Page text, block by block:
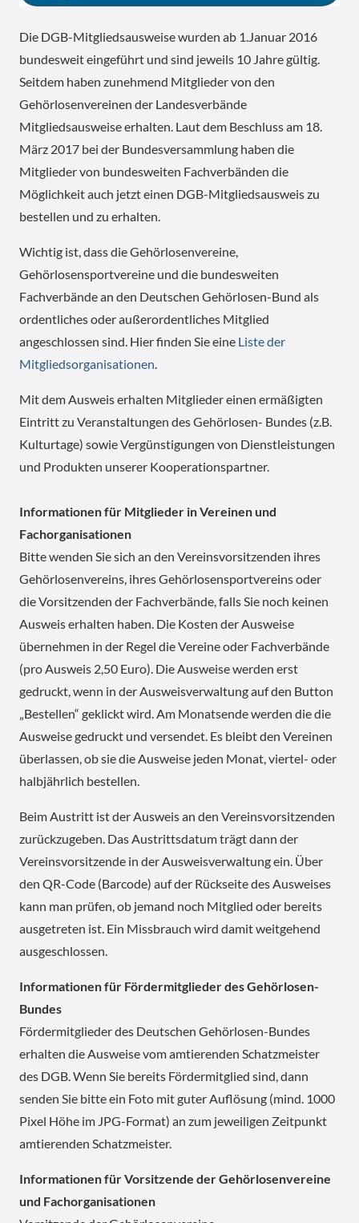
Die DGB-Mitgliedsausweise wurden ab 1.Januar 2016
bundesweit eingeführt und sind jeweils 10 Jahre gültig.
Seitdem haben zunehmend Mitglieder von den
Gehörlosenvereinen der Landesverbände
Mitgliedsausweise erhalten. Laut dem Beschluss am 18.
März 2017 bei der Bundesversammlung haben die
Mitglieder von bundesweiten Fachverbänden die
Möglichkeit auch jetzt einen DGB-Mitgliedsausweis zu
bestellen und zu erhalten.
Wichtig ist, dass die Gehörlosenvereine,
Gehörlosensportvereine und die bundesweiten
Fachverbände an den Deutschen Gehörlosen-Bund als
ordentliches oder außerordentliches Mitglied
angeschlossen sind. Hier finden Sie eine Liste der
Mitgliedsorganisationen.
Mit dem Ausweis erhalten Mitglieder einen ermäßigten
Eintritt zu Veranstaltungen des Gehörlosen- Bundes (z.B.
Kulturtage) sowie Vergünstigungen von Dienstleistungen
und Produkten unserer Kooperationspartner.
Informationen für Mitglieder in Vereinen und
Fachorganisationen
Bitte wenden Sie sich an den Vereinsvorsitzenden ihres
Gehörlosenvereins, ihres Gehörlosensportvereins oder
die Vorsitzenden der Fachverbände, falls Sie noch keinen
Ausweis erhalten haben. Die Kosten der Ausweise
übernehmen in der Regel die Vereine oder Fachverbände
(pro Ausweis 2,50 Euro). Die Ausweise werden erst
gedruckt, wenn in der Ausweisverwaltung auf den Button
„Bestellen“ geklickt wird. Am Monatsende werden die die
Ausweise gedruckt und versendet. Es bleibt den Vereinen
überlassen, ob sie die Ausweise jeden Monat, viertel- oder
halbjährlich bestellen.
Beim Austritt ist der Ausweis an den Vereinsvorsitzenden
zurückzugeben. Das Austrittsdatum trägt dann der
Vereinsvorsitzende in der Ausweisverwaltung ein. Über
den QR-Code (Barcode) auf der Rückseite des Ausweises
kann man prüfen, ob jemand noch Mitglied oder bereits
ausgetreten ist. Ein Missbrauch wird damit weitgehend
ausgeschlossen.
Informationen für Fördermitglieder des Gehörlosen-
Bundes
Fördermitglieder des Deutschen Gehörlosen-Bundes
erhalten die Ausweise vom amtierenden Schatzmeister
des DGB. Wenn Sie bereits Fördermitglied sind, dann
senden Sie bitte ein Foto mit guter Auflösung (mind. 1000
Pixel Höhe im JPG-Format) an zum jeweiligen Zeitpunkt
amtierenden Schatzmeister.
Informationen für Vorsitzende der Gehörlosenvereine
und Fachorganisationen